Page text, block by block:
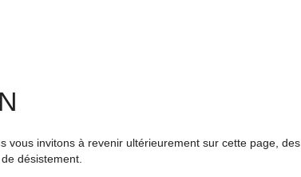
vous invitons à revenir ultérieurement sur cette page, des
désistement.